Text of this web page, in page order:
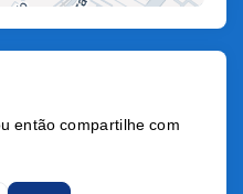
então compartilhe com